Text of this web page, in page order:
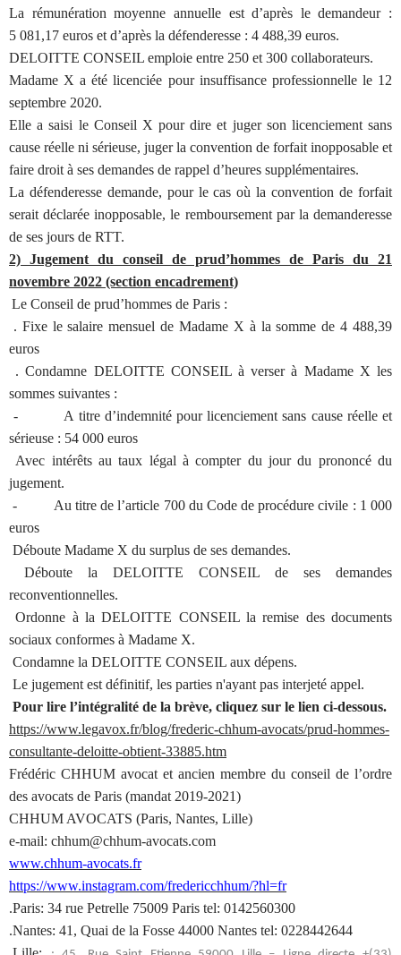
La rémunération moyenne annuelle est d’après le demandeur :
5 081,17 euros et d’après la défenderesse : 4 488,39 euros.
DELOITTE CONSEIL emploie entre 250 et 300 collaborateurs.
Madame X a été licenciée pour insuffisance professionnelle le 12
septembre 2020.
Elle a saisi le Conseil X pour dire et juger son licenciement sans
cause réelle ni sérieuse, juger la convention de forfait inopposable et
faire droit à ses demandes de rappel d’heures supplémentaires.
La défenderesse demande, pour le cas où la convention de forfait
serait déclarée inopposable, le remboursement par la demanderesse
de ses jours de RTT.
2) Jugement du conseil de prud’hommes de Paris du 21
novembre 2022 (section encadrement)
Le Conseil de prud’hommes de Paris :
. Fixe le salaire mensuel de Madame X à la somme de 4 488,39
euros
. Condamne DELOITTE CONSEIL à verser à Madame X les
sommes suivantes :
- A titre d’indemnité pour licenciement sans cause réelle et
sérieuse : 54 000 euros
Avec intérêts au taux légal à compter du jour du prononcé du
jugement.
- Au titre de l’article 700 du Code de procédure civile : 1 000
euros
Déboute Madame X du surplus de ses demandes.
Déboute la DELOITTE CONSEIL de ses demandes
reconventionnelles.
Ordonne à la DELOITTE CONSEIL la remise des documents
sociaux conformes à Madame X.
Condamne la DELOITTE CONSEIL aux dépens.
Le jugement est définitif, les parties n'ayant pas interjeté appel.
Pour lire l’intégralité de la brève, cliquez sur le lien ci-dessous.
https://www.legavox.fr/blog/frederic-chhum-avocats/prud-hommes-
consultante-deloitte-obtient-33885.htm
Frédéric CHHUM avocat et ancien membre du conseil de l’ordre
des avocats de Paris (mandat 2019-2021)
CHHUM AVOCATS (Paris, Nantes, Lille)
e-mail: chhum@chhum-avocats.com
www.chhum-avocats.fr
https://www.instagram.com/fredericchhum/?hl=fr
.Paris: 34 rue Petrelle 75009 Paris tel: 0142560300
.Nantes: 41, Quai de la Fosse 44000 Nantes tel: 0228442644